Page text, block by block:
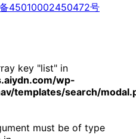
45010002450472号
key "list" in
wp-
templates/search/
must be of type